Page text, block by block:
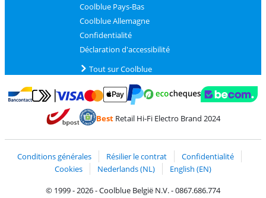
Coolblue Pays-Bas
Coolblue Allemagne
Confidentialité
Déclaration d'accessibilité
Tout sur Coolblue
Payer avec Bancontact
Payer avec MasterCard et Visa via ClickToPay
Payer avec PayPal
BestRetail Hi-Fi Electro Brand 2024
Conditions générales Résilier le contrat
Confidentialité
Cookies
Nederlands (NL)
English (EN)
© 1999 - 2026 - Coolblue België N.V. - 0867.686.774